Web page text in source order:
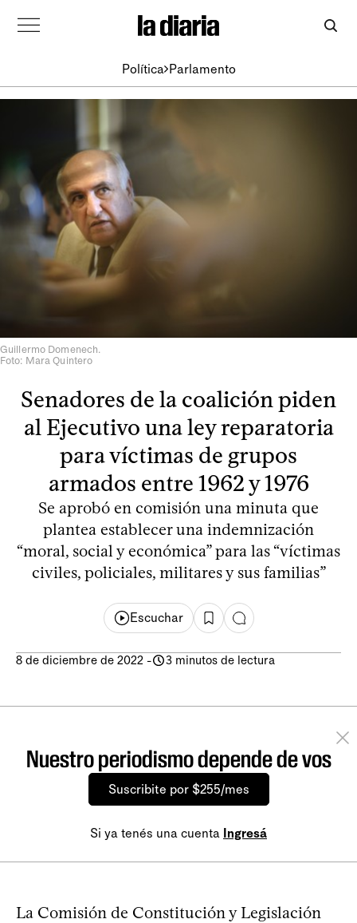
Política Parlamento
Guillermo Domenech.
Foto: Mara Quintero
Senadores de la coalición piden
al Ejecutivo una ley reparatoria
para víctimas de grupos
armados entre 1962 y 1976
Se aprobó en comisión una minuta que
plantea establecer una indemnización
“moral, social y económica” para las “víctimas
civiles, policiales, militares y sus familias”
Escuchar
8 de diciembre de 2022 - 3 minutos de lectura
Nuestro periodismo depende de vos
Suscribite por $255/mes
Si ya tenés una cuenta Ingresá
La Comisión de Constitución y Legislación